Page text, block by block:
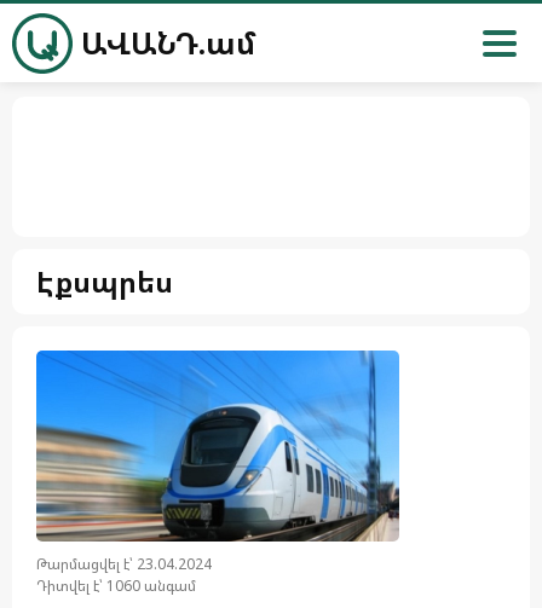
ԱՎԱՆԴ.ամ
Էքսպրես
Թարմացվել է՝ 23.04.2024
Դիտվել է՝ 1060 անգամ